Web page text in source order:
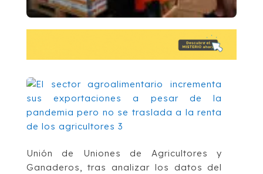
Unión de Uniones de Agricultores y
Ganaderos, tras analizar los datos del